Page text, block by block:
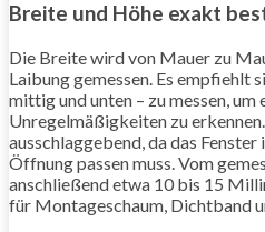
Breite und Höhe exakt
Die Breite wird von Mauer zu
Laibung gemessen. Es empfiehlt
mittig und unten – zu messen, um
Unregelmäßigkeiten zu
ausschlaggebend, da das Fenster
Öffnung passen muss. Vom
anschließend etwa 10 bis 15
für Montageschaum, Dichtband